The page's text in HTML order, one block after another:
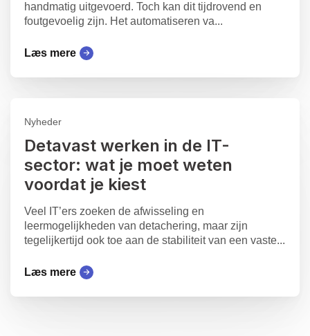
handmatig uitgevoerd. Toch kan dit tijdrovend en
foutgevoelig zijn. Het automatiseren va...
Læs mere
Nyheder
Detavast werken in de IT-
sector: wat je moet weten
voordat je kiest
Veel IT’ers zoeken de afwisseling en
leermogelijkheden van detachering, maar zijn
tegelijkertijd ook toe aan de stabiliteit van een vaste...
Læs mere